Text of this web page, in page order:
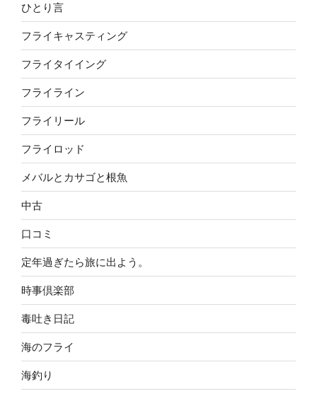
ひとり言
フライキャスティング
フライタイイング
フライライン
フライリール
フライロッド
メバルとカサゴと根魚
中古
口コミ
定年過ぎたら旅に出よう。
時事倶楽部
毒吐き日記
海のフライ
海釣り